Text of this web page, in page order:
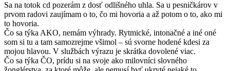
Sa na totok cd pozerám z dosť odlišného uhla. Sa u pesničkárov v
prvom radovi zaujímam o to, čo mi hovoria a až potom o to, ako mi
to hovoria.
Čo sa týka AKO, nemám výhrady. Rytmické, intonačné a iné oné
som si tu a tam samozrejme všimol – sú svorne hodené kdesi za
mojou hlavou. V službách výrazu je skrátka dovolené viac.
Čo sa týka ČO, prídu si na svoje ako milovníci slovného